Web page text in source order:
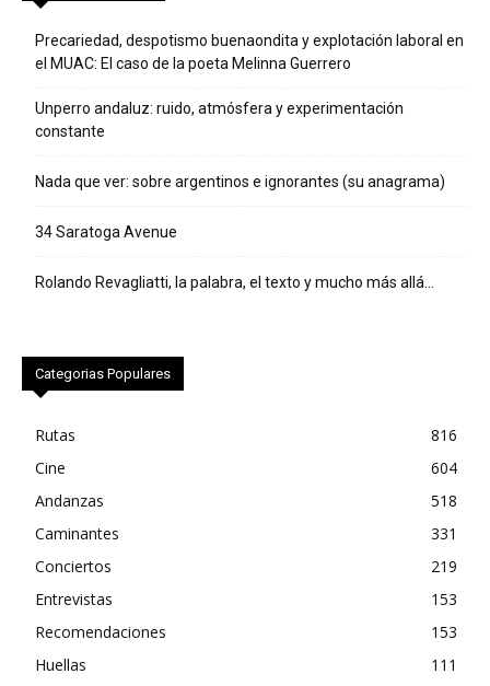
Precariedad, despotismo buenaondita y explotación laboral en
el MUAC: El caso de la poeta Melinna Guerrero
Unperro andaluz: ruido, atmósfera y experimentación
constante
Nada que ver: sobre argentinos e ignorantes (su anagrama)
34 Saratoga Avenue
Rolando Revagliatti, la palabra, el texto y mucho más allá…
Categorias Populares
Rutas
816
Cine
604
Andanzas
518
Caminantes
331
Conciertos
219
Entrevistas
153
Recomendaciones
153
Huellas
111